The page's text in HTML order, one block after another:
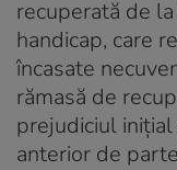
recuperată de
handicap, care
încasate
rămasă de
prejudiciul inițial
anterior de